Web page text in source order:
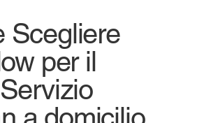
Scegliere
per il